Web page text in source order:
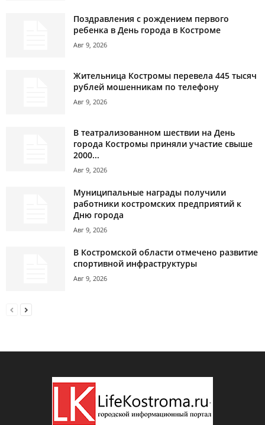
Поздравления с рождением первого
ребенка в День города в Костроме
Авг 9, 2026
Жительница Костромы перевела 445 тысяч
рублей мошенникам по телефону
Авг 9, 2026
В театрализованном шествии на День
города Костромы приняли участие свыше
2000...
Авг 9, 2026
Муниципальные награды получили
работники костромских предприятий к
Дню города
Авг 9, 2026
В Костромской области отмечено развитие
спортивной инфраструктуры
Авг 9, 2026